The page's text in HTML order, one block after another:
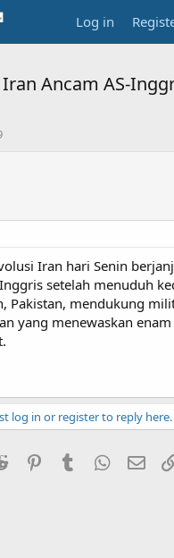
Log in
Ancam AS-
Iran hari Senin
setelah menuduh
Pakistan, mendukung
yang menewaskan
log in or register to reply here.
Reddit PinterestTumblr